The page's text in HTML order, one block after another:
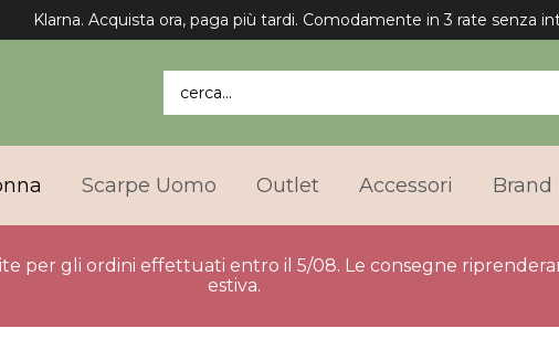
Klarna. Acquista ora, paga più tardi. Comodamente in 3 rate senza
cerca...
Scarpe Uomo Outlet Accessori Brand
per gli ordini effettuati entro il 5/08. Le consegne
estiva.